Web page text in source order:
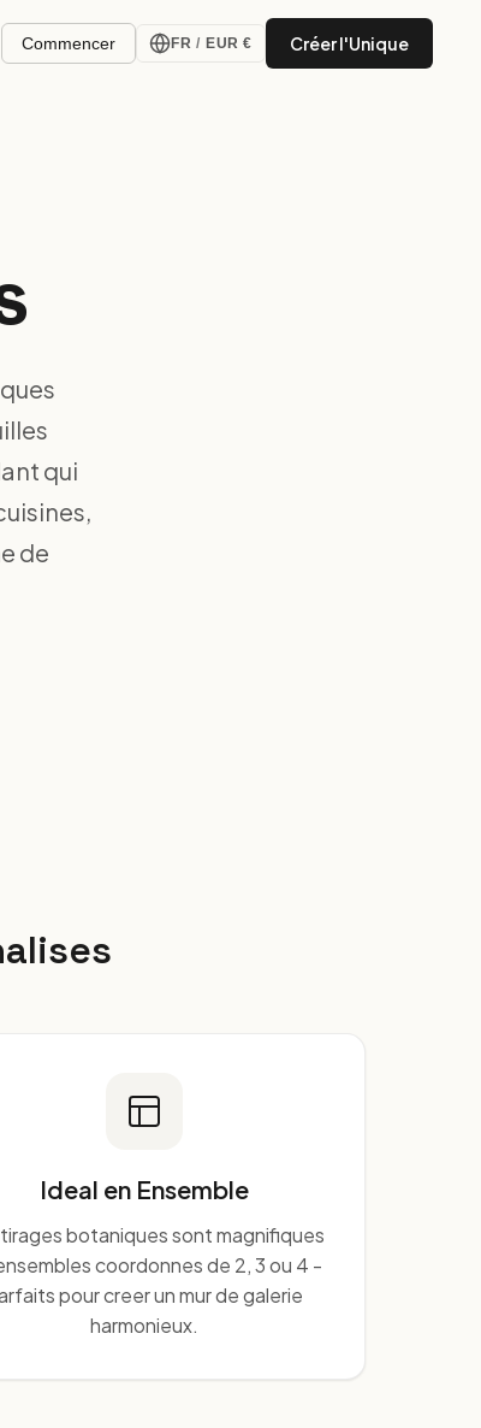
Commencer FR / EUR € Créer l'Unique
qui
de
Ideal en Ensemble
botaniques sont magnifiques
coordonnes de 2, 3 ou 4 -
pour creer un mur de galerie
harmonieux.